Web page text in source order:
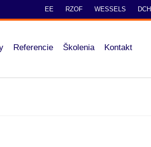
EE RZOF WESSELS DCH
Referencie Školenia Kontakt